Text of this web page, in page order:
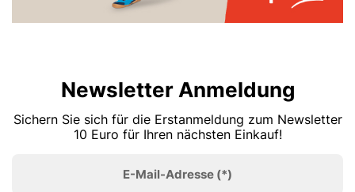
Newsletter Anmeldung
Sichern Sie sich für die Erstanmeldung zum Newsletter
10 Euro für Ihren nächsten Einkauf!
E-Mail-Adresse (*)